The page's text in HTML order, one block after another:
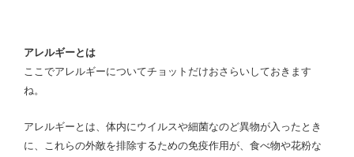
アレルギーとは
ここでアレルギーについてチョットだけおさらいしておきます
ね。
アレルギーとは、体内にウイルスや細菌なのど異物が入ったとき
に、これらの外敵を排除するための免疫作用が、食べ物や花粉な